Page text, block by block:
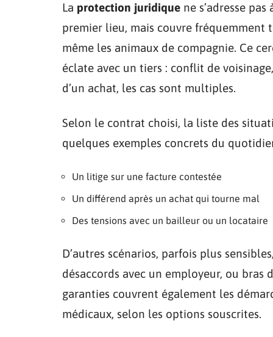
La protection juridique ne s’adresse
premier lieu, mais couvre fréquemment
même les animaux de compagnie. Ce
éclate avec un tiers : conflit de
d’un achat, les cas sont multiples.
Selon le contrat choisi, la liste des
quelques exemples concrets du
Un litige sur une facture contestée
Un différend après un achat qui tourne mal
Des tensions avec un bailleur ou un locataire
D’autres scénarios, parfois plus
désaccords avec un employeur, ou bras
garanties couvrent également les
médicaux, selon les options souscrites.